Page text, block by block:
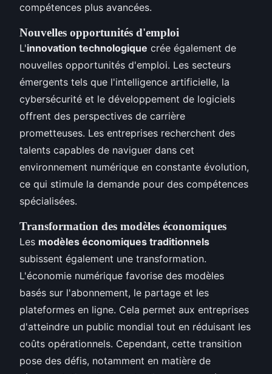
compétences plus avancées.
Nouvelles opportunités d'emploi
L'innovation technologique crée également de
nouvelles opportunités d'emploi. Les secteurs
émergents tels que l'intelligence artificielle, la
cybersécurité et le développement de logiciels
offrent des perspectives de carrière
prometteuses. Les entreprises recherchent des
talents capables de naviguer dans cet
environnement numérique en constante évolution,
ce qui stimule la demande pour des compétences
spécialisées.
Transformation des modèles économiques
Les modèles économiques traditionnels
subissent également une transformation.
L'économie numérique favorise des modèles
basés sur l'abonnement, le partage et les
plateformes en ligne. Cela permet aux entreprises
d'atteindre un public mondial tout en réduisant les
coûts opérationnels. Cependant, cette transition
pose des défis, notamment en matière de